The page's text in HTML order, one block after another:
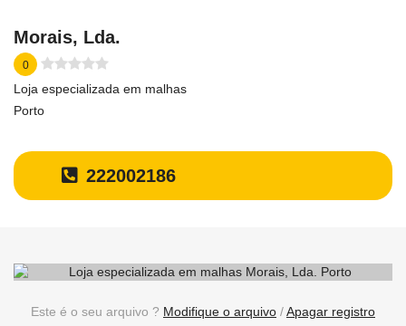
Morais, Lda.
0
Loja especializada em malhas
Porto
222002186
Este é o seu arquivo ? Modifique o arquivo /Apagar registro